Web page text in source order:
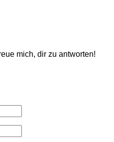
mich, dir zu antworten!